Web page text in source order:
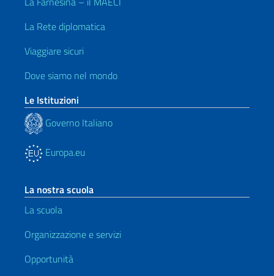
La Rete diplomatica
Viaggiare sicuri
Dove siamo nel mondo
Le Istituzioni
Governo Italiano
Europa.eu
La nostra scuola
La scuola
Organizzazione e servizi
Opportunità